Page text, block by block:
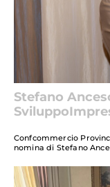
Stefano
Confcommercio
nomina di Stefano